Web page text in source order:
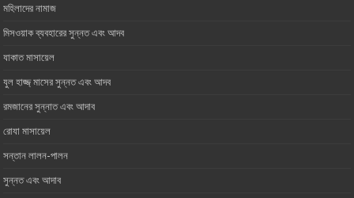
মহিলাদের নামাজ
মিসওয়াক ব্যবহারের সুন্নত এবং আদব
যাকাত মাসায়েল
যুল হাজ্জ্ মাসের সুন্নত এবং আদব
রমজানের সুন্নাত এবং আদাব
রোযা মাসায়েল
সন্তান লালন-পালন
সুন্নত এবং আদাব